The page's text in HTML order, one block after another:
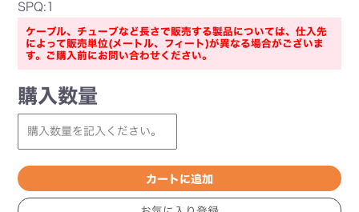
SPQ:1
ケーブル、チューブなど長さで販売する製品については、仕入先
によって販売単位(メートル、フィート)が異なる場合がございま
す。ご購入前にお問い合わせください。
購入数量